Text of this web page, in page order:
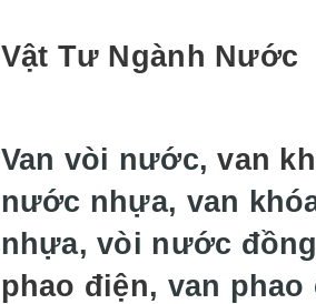
Vật Tư Ngành Nước
Van vòi nước,van
nước nhựa, van
nhựa, vòi nước
phao điện, van